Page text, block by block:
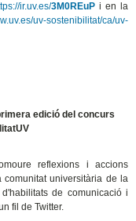
ir.uv.es/3M0REuP i en la
uv-sostenibilitat/ca/uv-
edició del concurs
reflexions i accions
universitària de la
de comunicació i
fil de Twitter.